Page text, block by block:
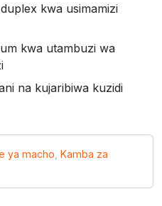
kwa usimamizi
kwa utambuzi wa
na kujaribiwa kuzidi
ya macho Kamba za